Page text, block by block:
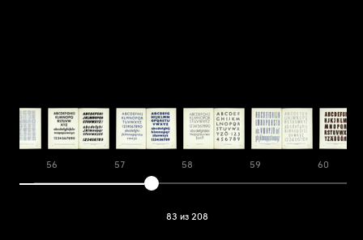
56 57 58 59 60
83 из 208